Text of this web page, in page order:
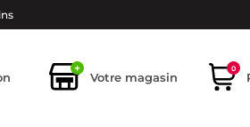
+
Votre magasin
0